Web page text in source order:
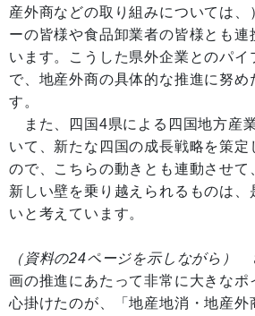
産外商などの取り組みについては、
ーの皆様や食品卸業者の皆様とも連
います。こうした県外企業とのパイ
で、地産外商の具体的な推進に努め
す。
また、四国4県による四国地方産
いて、新たな四国の成長戦略を策定
ので、こちらの動きとも連動させて
新しい壁を乗り越えられるものは、
いと考えています。
（資料の24ページを示しながら）
画の推進にあたって非常に大きなポ
心掛けたのが、「地産地消・地産外